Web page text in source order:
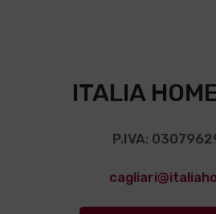
ITALIA
P.IVA: